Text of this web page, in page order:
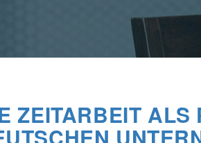
ZEITARBEIT